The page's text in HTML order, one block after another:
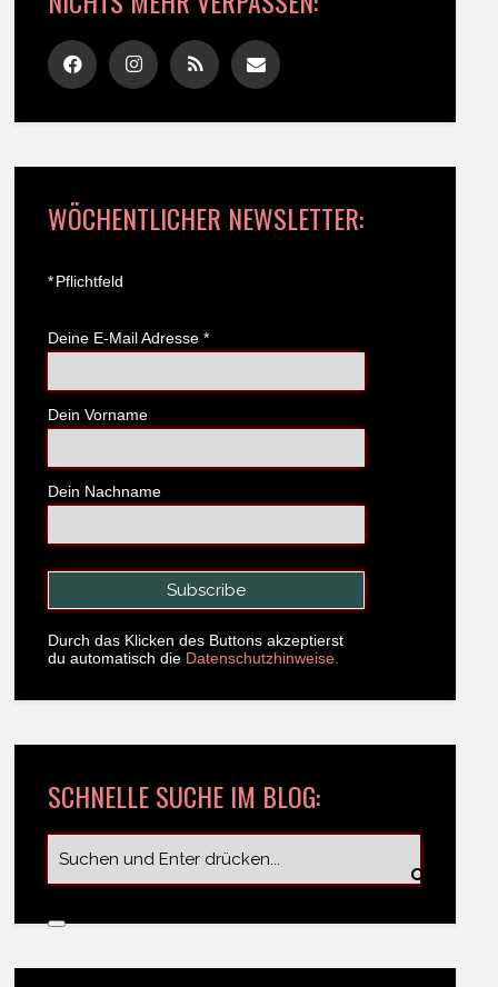
WÖCHENTLICHER NEWSLETTER:
*Pflichtfeld
Deine E-Mail Adresse *
Dein Vorname
Dein Nachname
Durch das Klicken des Buttons akzeptierst
du automatisch die Datenschutzhinweise.
SCHNELLE SUCHE IM BLOG: